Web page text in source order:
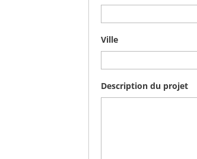
Ville
Description du projet